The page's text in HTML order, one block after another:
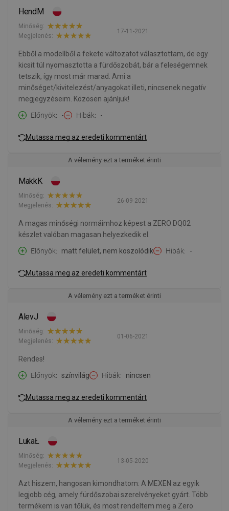
HendM
17-11-2021
Minőség:
Megjelenés:
Ebből a modellből a fekete változatot választottam, de egy
kicsit túl nyomasztotta a fürdőszobát, bár a feleségemnek
tetszik, így most már marad. Ami a
minőséget/kivitelezést/anyagokat illeti, nincsenek negatív
megjegyzéseim. Közösen ajánljuk!
Előnyök
- Hibák -
Mutassa meg az eredeti kommentárt
A vélemény ezt a terméket érinti
MakkK
26-09-2021
Minőség:
Megjelenés:
A magas minőségi normáimhoz képest a ZERO DQ02
készlet valóban magasan helyezkedik el.
Előnyök
matt felület, nem koszolódik Hibák -
Mutassa meg az eredeti kommentárt
A vélemény ezt a terméket érinti
AlevJ
01-06-2021
Minőség:
Megjelenés:
Rendes!
Előnyök
színvilág Hibák nincsen
Mutassa meg az eredeti kommentárt
A vélemény ezt a terméket érinti
LukaŁ
13-05-2020
Minőség:
Megjelenés:
Azt hiszem, hangosan kimondhatom: A MEXEN az egyik
legjobb cég, amely fürdőszobai szerelvényeket gyárt. Több
termékem is van tőlük, és most rendeltem meg a Zero